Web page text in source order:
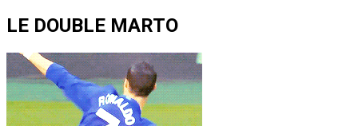
LE DOUBLE MARTO